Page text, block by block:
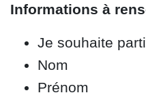
Informations à
Je souhaite
Nom
Prénom